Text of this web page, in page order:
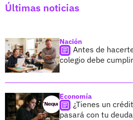
Últimas noticias
Nación
Antes de
colegio debe
Economía
¿Tienes un
pasará con tu